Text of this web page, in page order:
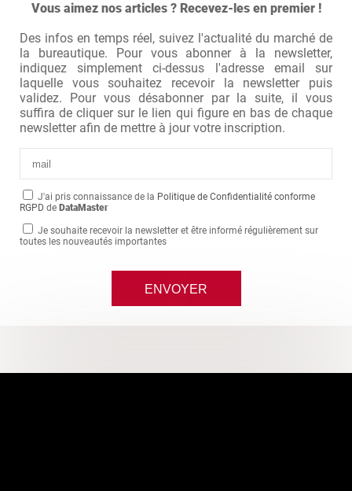
Vous aimez nos articles ? Recevez-les en premier !
Des infos en temps réel, suivez l'actualité du marché de
la bureautique. Pour vous abonner à la newsletter,
indiquez simplement ci-dessus l'adresse email sur
laquelle vous souhaitez recevoir la newsletter puis
validez. Pour vous désabonner par la suite, il vous
suffira de cliquer sur le lien qui figure en bas de chaque
newsletter afin de mettre à jour votre inscription.
J'ai pris connaissance de la Politique de Confidentialité conforme
RGPD de DataMaster
Je souhaite recevoir la newsletter et être informé régulièrement sur
toutes les nouveautés importantes